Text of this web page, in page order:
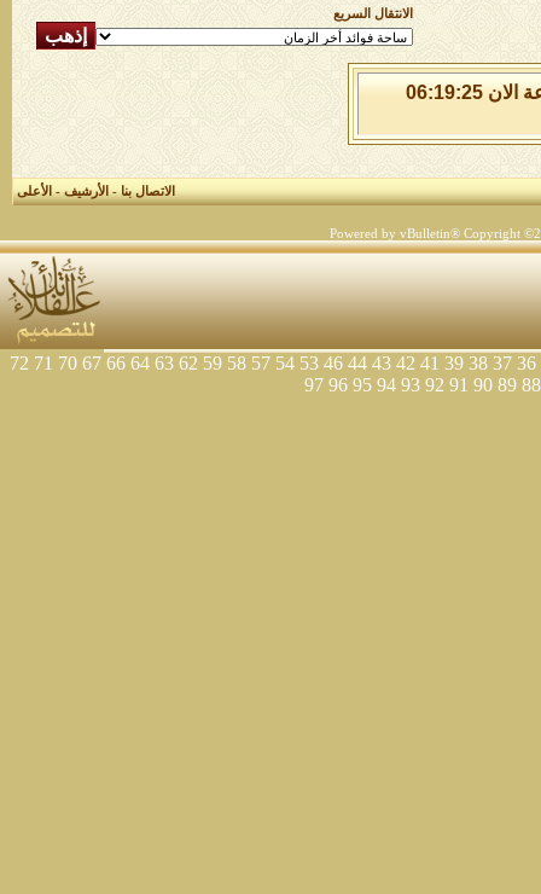
الانتقال السريع
السبت 8 من اغسطس 2026 , الساعة الان 06:19:25
الاتصال بنا-الأرشيف-الأعلى
Powered by vBulletin® Copyright
36
37
38
39
41
42
43
44
46
53
54
57
58
59
62
63
64
66
67
70
71
72
88
89
90
91
92
93
94
95
96
97